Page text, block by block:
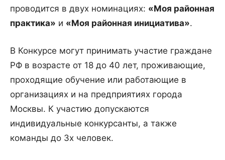
проводится в двух номинациях: «Моя районная
практика» и «Моя районная инициатива».
В Конкурсе могут принимать участие граждане
РФ в возрасте от 18 до 40 лет, проживающие,
проходящие обучение или работающие в
организациях и на предприятиях города
Москвы. К участию допускаются
индивидуальные конкурсанты, а также
команды до 3х человек.